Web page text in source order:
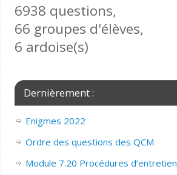
6938 questions,
66 groupes d'élèves,
6 ardoise(s)
Dernièrement :
Enigmes 2022
Ordre des questions des QCM
Module 7.20 Procédures d’entretien